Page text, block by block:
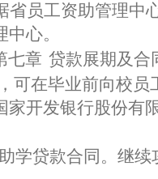
员工资助管理
心。
七章 贷款展期及合
可在毕业前向校
开发银行股份有
学贷款合同。继